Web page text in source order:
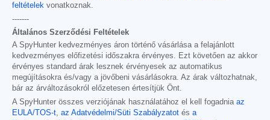
feltételek vonatkoznak.
-------
Általános Szerződési Feltételek
A SpyHunter kedvezményes áron történő vásárlása a felajánlott
kedvezményes előfizetési időszakra érvényes. Ezt követően az akkor
érvényes standard árak lesznek érvényesek az automatikus
megújításokra és/vagy a jövőbeni vásárlásokra. Az árak változhatnak,
bár az árváltozásokról előzetesen értesítjük Önt.
A SpyHunter összes verziójának használatához el kell fogadnia az
EULA/TOS-t, az Adatvédelmi/Süti Szabályzatot és a